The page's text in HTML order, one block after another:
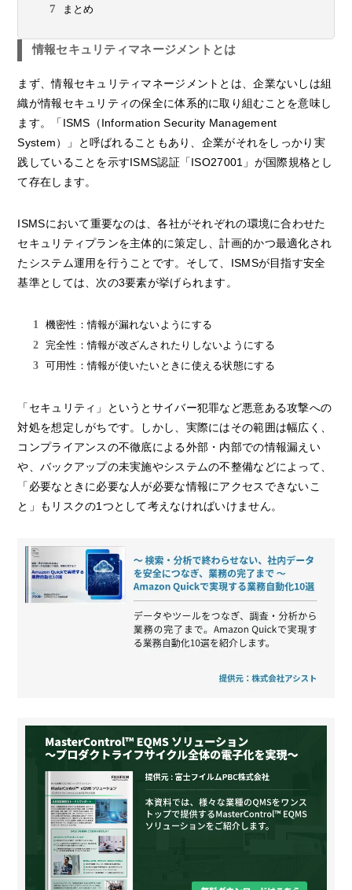
まとめ
情報セキュリティマネージメントとは
まず、情報セキュリティマネージメントとは、企業ないしは組
織が情報セキュリティの保全に体系的に取り組むことを意味し
ます。「ISMS（Information Security Management
System）」と呼ばれることもあり、企業がそれをしっかり実
践していることを示すISMS認証「ISO27001」が国際規格とし
て存在します。
ISMSにおいて重要なのは、各社がそれぞれの環境に合わせた
セキュリティプランを主体的に策定し、計画的かつ最適化され
たシステム運用を行うことです。そして、ISMSが目指す安全
基準としては、次の3要素が挙げられます。
機密性：情報が漏れないようにする
完全性：情報が改ざんされたりしないようにする
可用性：情報が使いたいときに使える状態にする
「セキュリティ」というとサイバー犯罪など悪意ある攻撃への
対処を想定しがちです。しかし、実際にはその範囲は幅広く、
コンプライアンスの不徹底による外部・内部での情報漏えい
や、バックアップの未実施やシステムの不整備などによって、
「必要なときに必要な人が必要な情報にアクセスできないこ
と」もリスクの1つとして考えなければいけません。